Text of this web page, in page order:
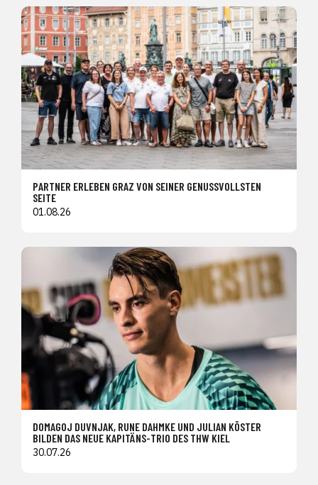
PARTNER ERLEBEN GRAZ VON SEINER GENUSSVOLLSTEN
SEITE
01.08.26
DOMAGOJ DUVNJAK, RUNE DAHMKE UND JULIAN KÖSTER
BILDEN DAS NEUE KAPITÄNS-TRIO DES THW KIEL
30.07.26